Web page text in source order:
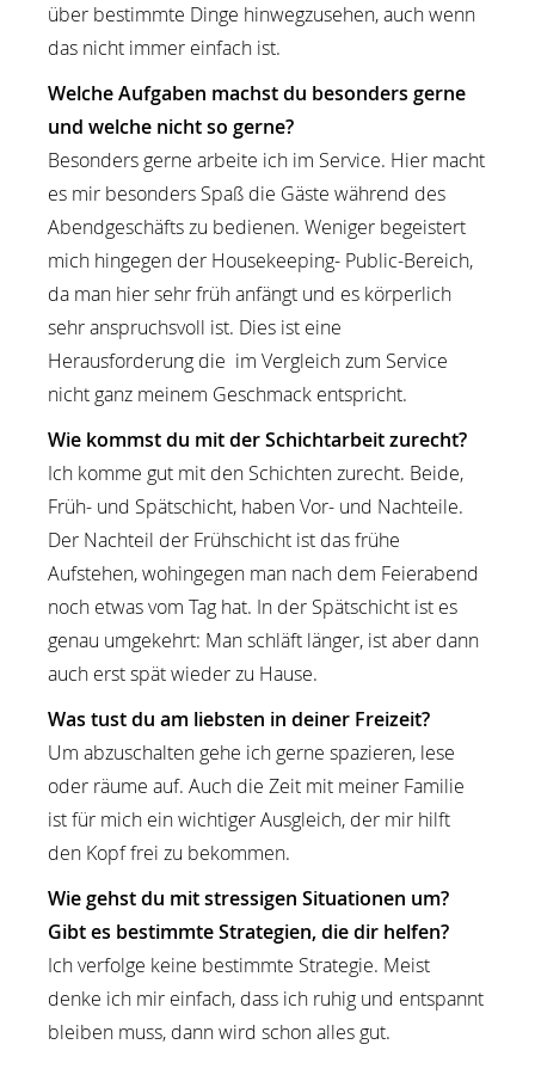
über bestimmte Dinge hinwegzusehen, auch wenn
das nicht immer einfach ist.
Welche Aufgaben machst du besonders gerne
und welche nicht so gerne?
Besonders gerne arbeite ich im Service. Hier macht
es mir besonders Spaß die Gäste während des
Abendgeschäfts zu bedienen. Weniger begeistert
mich hingegen der Housekeeping- Public-Bereich,
da man hier sehr früh anfängt und es körperlich
sehr anspruchsvoll ist. Dies ist eine
Herausforderung die im Vergleich zum Service
nicht ganz meinem Geschmack entspricht.
Wie kommst du mit der Schichtarbeit zurecht?
Ich komme gut mit den Schichten zurecht. Beide,
Früh- und Spätschicht, haben Vor- und Nachteile.
Der Nachteil der Frühschicht ist das frühe
Aufstehen, wohingegen man nach dem Feierabend
noch etwas vom Tag hat. In der Spätschicht ist es
genau umgekehrt: Man schläft länger, ist aber dann
auch erst spät wieder zu Hause.
Was tust du am liebsten in deiner Freizeit?
Um abzuschalten gehe ich gerne spazieren, lese
oder räume auf. Auch die Zeit mit meiner Familie
ist für mich ein wichtiger Ausgleich, der mir hilft
den Kopf frei zu bekommen.
Wie gehst du mit stressigen Situationen um?
Gibt es bestimmte Strategien, die dir helfen?
Ich verfolge keine bestimmte Strategie. Meist
denke ich mir einfach, dass ich ruhig und entspannt
bleiben muss, dann wird schon alles gut.